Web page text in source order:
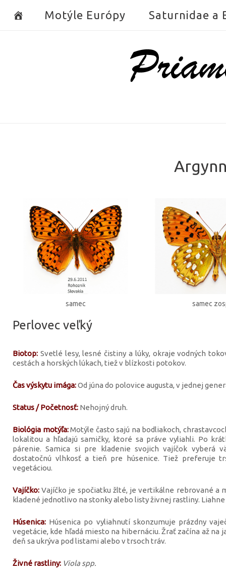
Motýle Európy Saturnidae a
Home
samec samec
Perlovec veľký
Biotop: Svetlé lesy, lesné čistiny a lúky, okraje vodných
cestách a horských lúkach, tiež v blízkosti potokov.
Čas výskytu imága:Od júna do polovice augusta, v jednej
Status / Početnosť: Nehojný druh.
Biológia motýľa:Motýle často sajú na bodliakoch,
lokalitou a hľadajú samičky, ktoré sa práve vyliahli. Po
párenie. Samica si pre kladenie svojich vajíčok vyberá
dostatočnú vlhkosť a tieň pre húsenice. Tiež preferuje
vegetáciou.
Vajíčko: Vajíčko je spočiatku žlté, je vertikálne rebrované a
kladené jednotlivo na stonky alebo listy živnej rastliny. Liahne
Húsenica: Húsenica po vyliahnutí skonzumuje prázdny
vegetácie, kde hľadá miesto na hibernáciu. Žrať začína až na
deň sa ukrýva pod listami alebo v trsoch tráv.
Živné rastliny: Viola spp.